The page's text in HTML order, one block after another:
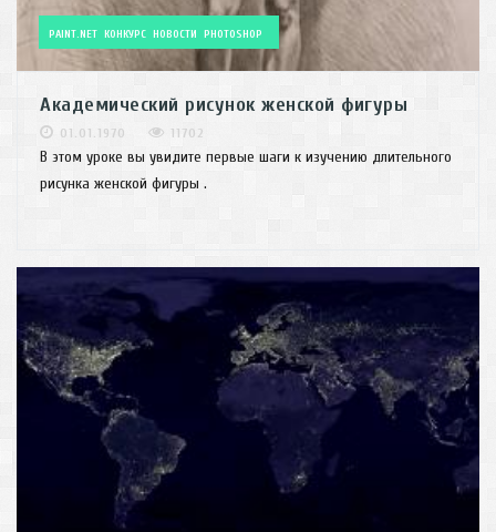
PAINT.NET КОНКУРС НОВОСТИ PHOTOSHOP
Академический рисунок женской фигуры
01.01.1970 11702
В этом уроке вы увидите первые шаги к изучению длительного
рисунка женской фигуры .